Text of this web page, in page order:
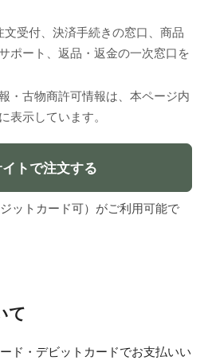
受付、決済手続きの窓口、商品
ポート、返品・返金の一次窓口を
・古物商許可情報は、本ページ内
表示しています。
トで注文する
ットカード可）がご利用可能で
て
ド・デビットカードでお支払いい